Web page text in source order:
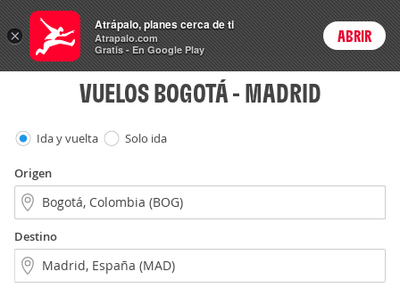
Vuelos Login
VUELOS BOGOTÁ - MADRID
Ida y vuelta Solo ida
Origen
Destino
×
Atrápalo, planes cerca de ti
Atrapalo.com
Gratis - En Google Play
ABRIR